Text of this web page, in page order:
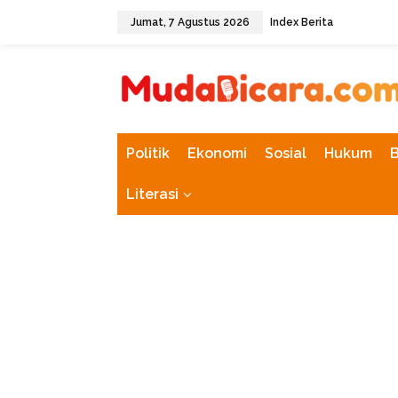
Jumat, 7 Agustus 2026 Index Berita
Politik Ekonomi Sosial Hukum
Literasi